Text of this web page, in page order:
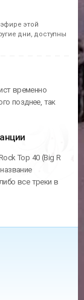
этой
дни, доступны
временно
позднее, так
Top 40 (Big R
все треки в